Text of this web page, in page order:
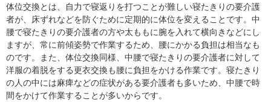
体位交換とは、自力で寝返りを打つことが難しい寝たきりの要介護
者が、床ずれなどを防ぐために定期的に体位を変えることです。中
腰で寝たきりの要介護者の方や太ももに腕を入れて横向きなどにし
ますが、常に前傾姿勢で作業するため、腰にかかる負担は相当なも
のです。また、体位交換同様、中腰で寝たきりの要介護者に対して
洋服の着脱をする更衣交換も腰に負担をかける作業です。寝たきり
の人の中には麻痺などの症状がある要介護者も多いため、中腰で時
間をかけて作業することが多いからです。